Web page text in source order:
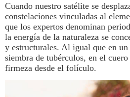
Cuando nuestro satélite se
constelaciones vinculadas al
que los expertos denominan
la energía de la naturaleza se
y estructurales. Al igual que en
siembra de tubérculos, en el
firmeza desde el folículo.